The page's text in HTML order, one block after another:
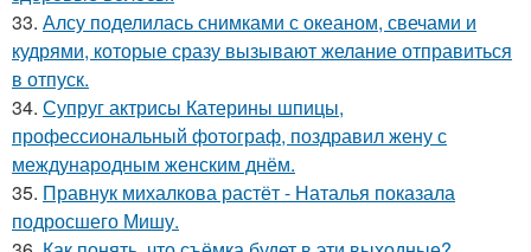
33. Алсу поделилась снимками с океаном, свечами и
кудрями, которые сразу вызывают желание отправиться
в отпуск.
34. Супруг актрисы Катерины шпицы,
профессиональный фотограф, поздравил жену с
международным женским днём.
35. Правнук михалкова растёт - Наталья показала
подросшего Мишу.